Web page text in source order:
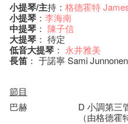
小提琴/主持： 格德霍特
小提琴 ： 李海南
中提琴 ： 陳子信
大提琴 ： 待定
低音大提琴 ： 永井雅美
長笛 ： 于諾寧 Sami
節目
巴赫
D 小調第三
（由格德